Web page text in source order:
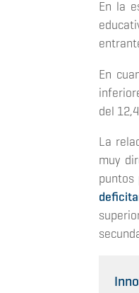
En la
En
del
La
muy
puntos